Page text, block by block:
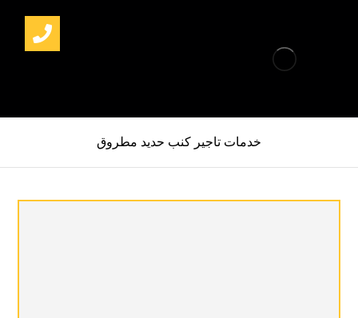
خدمات تاجير كنب حديد مطروق